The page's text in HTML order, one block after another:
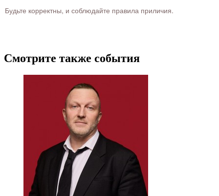
Будьте корректны, и соблюдайте правила приличия.
Смотрите также события